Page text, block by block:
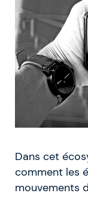
Dans cet
comment les
mouvements